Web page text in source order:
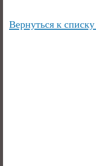
Вернуться к списку